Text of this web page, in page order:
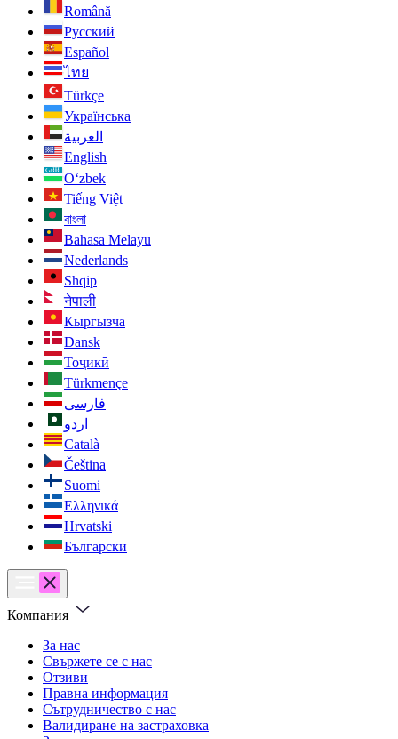
Română
Русский
Español
ไทย
Türkçe
Українська
العربية
English
O‘zbek
Tiếng Việt
বাংলা
Bahasa Melayu
Nederlands
Shqip
नेपाली
Кыргызча
Dansk
Тоҷикӣ
Türkmençe
فارسی
اردو
Català
Čeština
Suomi
Ελληνικά
Hrvatski
Български
Компания
За нас
Свържете се с нас
Отзиви
Правна информация
Сътрудничество с нас
Валидиране на застраховка